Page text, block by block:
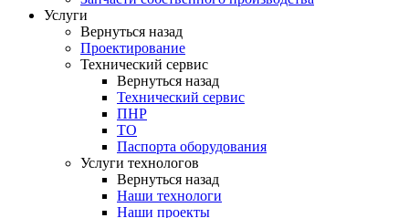
Услуги
Вернуться назад
Проектирование
Технический сервис
Вернуться назад
Технический сервис
ПНР
ТО
Паспорта оборудования
Услуги технологов
Вернуться назад
Наши технологи
Наши проекты